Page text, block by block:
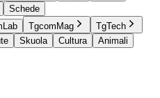
Schede
TgcomMag
TgTech
Skuola Cultura
Animali